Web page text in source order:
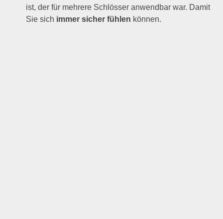
ist, der für mehrere Schlösser anwendbar war. Damit
Sie sich immer sicher fühlen können.